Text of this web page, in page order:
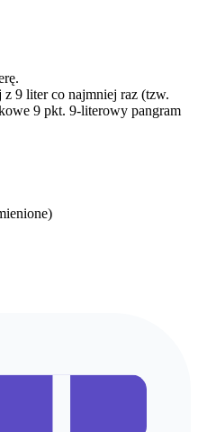
z 9 liter co najmniej raz (tzw.
9 pkt. 9-literowy pangram